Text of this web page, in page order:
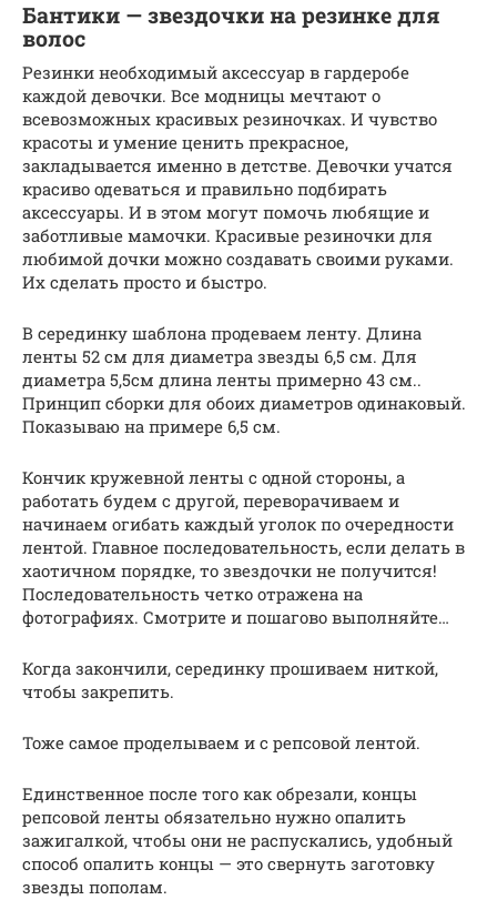
Бантики — звездочки на резинке для
волос
Резинки необходимый аксессуар в гардеробе
каждой девочки. Все модницы мечтают о
всевозможных красивых резиночках. И чувство
красоты и умение ценить прекрасное,
закладывается именно в детстве. Девочки учатся
красиво одеваться и правильно подбирать
аксессуары. И в этом могут помочь любящие и
заботливые мамочки. Красивые резиночки для
любимой дочки можно создавать своими руками.
Их сделать просто и быстро.
В серединку шаблона продеваем ленту. Длина
ленты 52 см для диаметра звезды 6,5 см. Для
диаметра 5,5см длина ленты примерно 43 см..
Принцип сборки для обоих диаметров одинаковый.
Показываю на примере 6,5 см.
Кончик кружевной ленты с одной стороны, а
работать будем с другой, переворачиваем и
начинаем огибать каждый уголок по очередности
лентой. Главное последовательность, если делать в
хаотичном порядке, то звездочки не получится!
Последовательность четко отражена на
фотографиях. Смотрите и пошагово выполняйте…
Когда закончили, серединку прошиваем ниткой,
чтобы закрепить.
Тоже самое проделываем и с репсовой лентой.
Единственное после того как обрезали, концы
репсовой ленты обязательно нужно опалить
зажигалкой, чтобы они не распускались, удобный
способ опалить концы — это свернуть заготовку
звезды пополам.